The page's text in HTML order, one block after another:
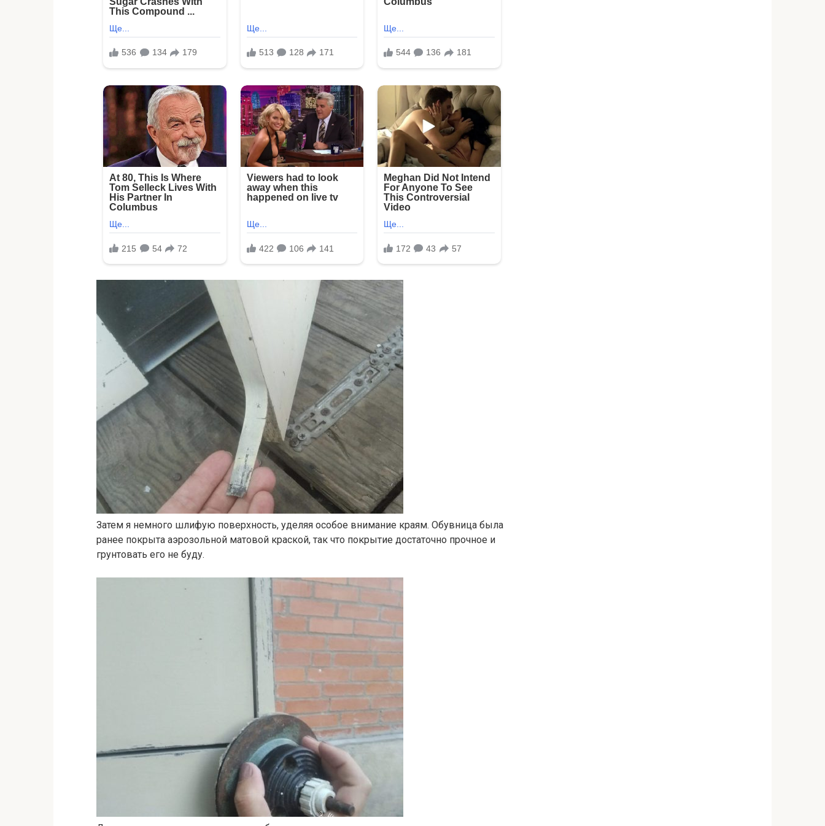
Затем я немного шлифую поверхность, уделяя особое внимание краям. Обувница была
ранее покрыта аэрозольной матовой краской, так что покрытие достаточно прочное и
грунтовать его не буду.